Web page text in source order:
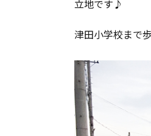
立地です♪
津田小学校まで